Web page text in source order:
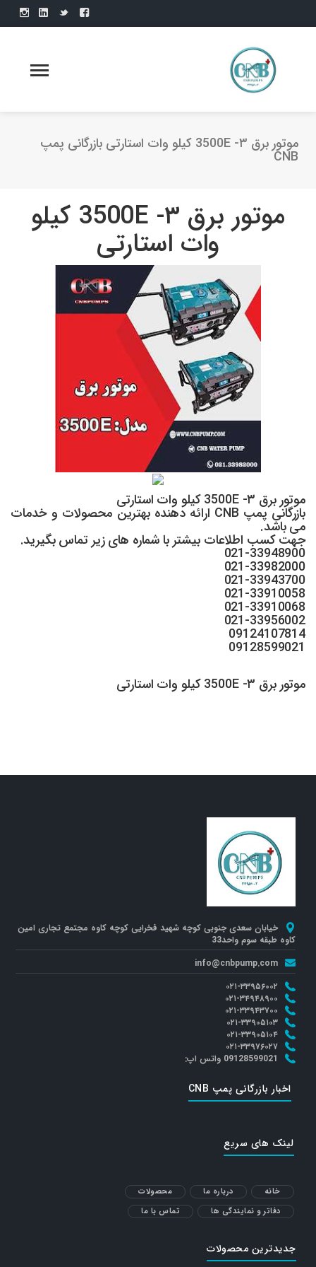
موتور برق 3500E -۳ کیلو وات استارتی بازرگانی پمپ
CNB
موتور برق 3500E -۳ کیلو
وات استارتی
موتور برق 3500E -۳ کیلو وات استارتی
بازرگانی پمپ CNB ارائه دهنده بهترین محصولات و خدمات
می باشد.
جهت کسب اطلاعات بیشتر با شماره های زیر تماس بگیرید.
021-33948900
021-33982000
021-33943700
021-33910058
021-33910068
021-33956002
09124107814
09128599021
موتور برق 3500E -۳ کیلو وات استارتی
خیابان سعدی جنوبی کوچه شهید فخرایی کوچه کاوه مجتمع تجاری امین
کاوه طبقه سوم واحد33
info@cnbpump.com
۰۲۱-۳۳۹۵۶۰۰۲
۰۲۱-۳۴۹۴۸۹۰۰
۰۲۱-۳۳۹۴۳۷۰۰
۰۲۱-۳۳۹۰۵۱۰۳
۰۲۱-۳۳۹۰۵۱۰۴
۰۲۱-۳۳۹۷۶۰۲۷
09128599021 واتس اپ:
اخبار بازرگانی پمپ CNB
لینک های سریع
خانه درباره ما
محصولات
دفاتر و نمایندگی ها
تماس با ما
جدیدترین محصولات